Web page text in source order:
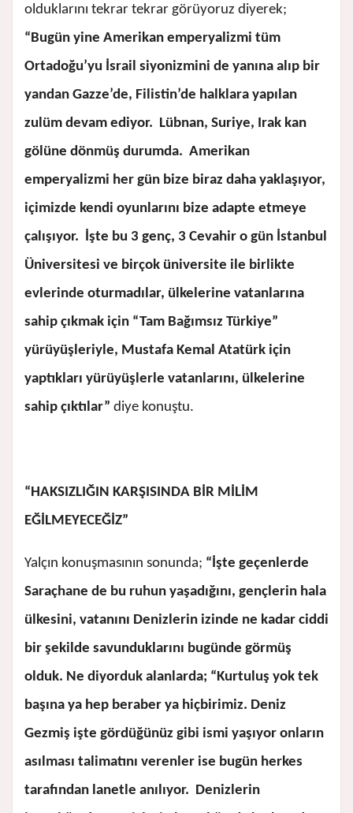
olduklarını tekrar tekrar görüyoruz diyerek;
“Bugün yine Amerikan emperyalizmi tüm
Ortadoğu’yu İsrail siyonizmini de yanına alıp bir
yandan Gazze’de, Filistin’de halklara yapılan
zulüm devam ediyor. Lübnan, Suriye, Irak kan
gölüne dönmüş durumda. Amerikan
emperyalizmi her gün bize biraz daha yaklaşıyor,
içimizde kendi oyunlarını bize adapte etmeye
çalışıyor. İşte bu 3 genç, 3 Cevahir o gün İstanbul
Üniversitesi ve birçok üniversite ile birlikte
evlerinde oturmadılar, ülkelerine vatanlarına
sahip çıkmak için “Tam Bağımsız Türkiye”
yürüyüşleriyle, Mustafa Kemal Atatürk için
yaptıkları yürüyüşlerle vatanlarını, ülkelerine
sahip çıktılar” diye konuştu.
“HAKSIZLIĞIN KARŞISINDA BİR MİLİM
EĞİLMEYECEĞİZ”
Yalçın konuşmasının sonunda; “İşte geçenlerde
Saraçhane de bu ruhun yaşadığını, gençlerin hala
ülkesini, vatanını Denizlerin izinde ne kadar ciddi
bir şekilde savunduklarını bugünde görmüş
olduk. Ne diyorduk alanlarda; “Kurtuluş yok tek
başına ya hep beraber ya hiçbirimiz. Deniz
Gezmiş işte gördüğünüz gibi ismi yaşıyor onların
asılması talimatını verenler ise bugün herkes
tarafından lanetle anılıyor. Denizlerin